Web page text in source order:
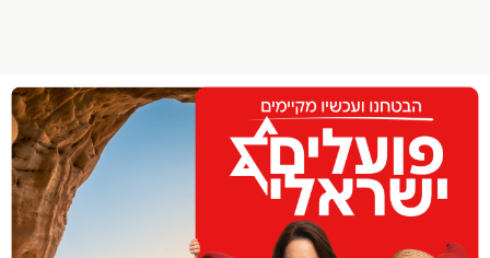
הפרופיל שלי